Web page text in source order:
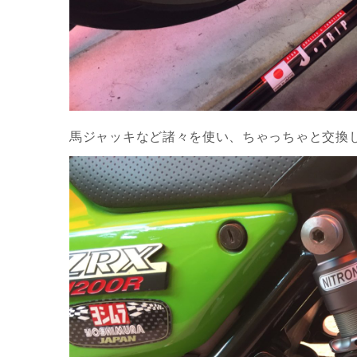
馬ジャッキなど諸々を使い、ちゃっちゃと交換